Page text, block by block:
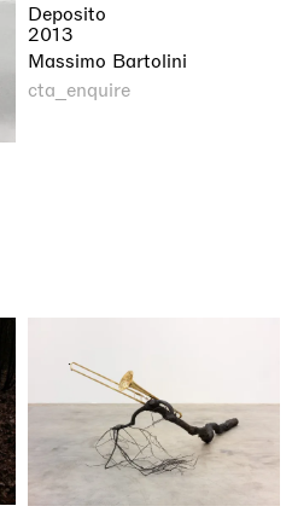
Deposito
2013
Massimo Bartolini
cta_enquire